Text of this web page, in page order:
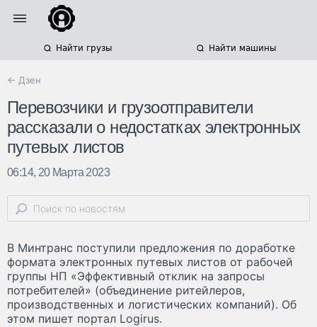
Найти грузы Найти машины
← Дзен
Перевозчики и грузоотправители
рассказали о недостатках электронных
путевых листов
06:14, 20 Марта 2023
В Минтранс поступили предложения по доработке
формата электронных путевых листов от рабочей
группы НП «Эффективный отклик на запросы
потребителей» (объединение ритейлеров,
производственных и логистических компаний). Об
этом пишет портал Logirus.